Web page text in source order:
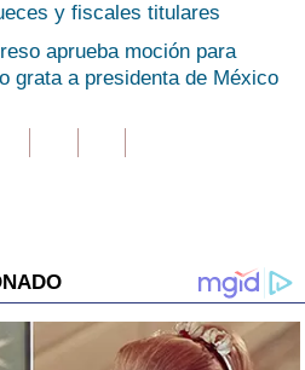
y fiscales titulares
aprueba moción para
grata a presidenta de México